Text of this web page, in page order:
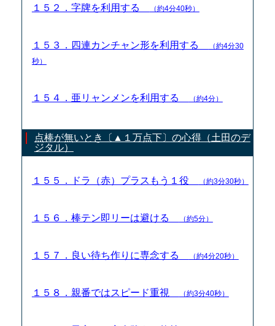
１５２．字牌を利用する （約4分40秒）
１５３．四連カンチャン形を利用する
（約4分30
秒）
１５４．亜リャンメンを利用する （約4分）
点棒が無いとき〔▲１万点下〕の心得（土田のデ
ジタル）
１５５．ドラ（赤）プラスもう１役 （約3分30秒）
１５６．棒テン即リーは避ける （約5分）
１５７．良い待ち作りに専念する （約4分20秒）
１５８．親番ではスピード重視 （約3分40秒）